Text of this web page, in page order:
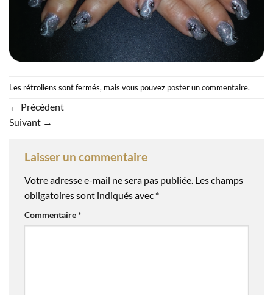
Les rétroliens sont fermés, mais vous pouvez poster un commentaire.
← Précédent
Suivant →
Laisser un commentaire
Votre adresse e-mail ne sera pas publiée. Les champs
obligatoires sont indiqués avec *
Commentaire*